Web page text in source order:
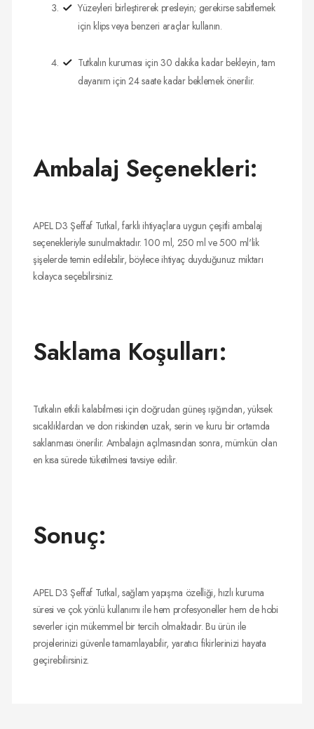
Yüzeyleri birleştirerek presleyin; gerekirse sabitlemek
için klips veya benzeri araçlar kullanın.
Tutkalın kuruması için 30 dakika kadar bekleyin, tam
dayanım için 24 saate kadar beklemek önerilir.
Ambalaj Seçenekleri:
APEL D3 Şeffaf Tutkal, farklı ihtiyaçlara uygun çeşitli ambalaj
seçenekleriyle sunulmaktadır. 100 ml, 250 ml ve 500 ml'lik
şişelerde temin edilebilir, böylece ihtiyaç duyduğunuz miktarı
kolayca seçebilirsiniz.
Saklama Koşulları:
Tutkalın etkili kalabilmesi için doğrudan güneş ışığından, yüksek
sıcaklıklardan ve don riskinden uzak, serin ve kuru bir ortamda
saklanması önerilir. Ambalajın açılmasından sonra, mümkün olan
en kısa sürede tüketilmesi tavsiye edilir.
Sonuç:
APEL D3 Şeffaf Tutkal, sağlam yapışma özelliği, hızlı kuruma
süresi ve çok yönlü kullanımı ile hem profesyoneller hem de hobi
severler için mükemmel bir tercih olmaktadır. Bu ürün ile
projelerinizi güvenle tamamlayabilir, yaratıcı fikirlerinizi hayata
geçirebilirsiniz.